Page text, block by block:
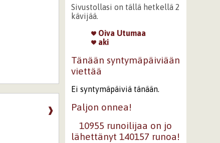
❱
Sivustollasi on tällä hetkellä 2
kävijää.
Oiva Utumaa
aki
Tänään syntymäpäiviään
viettää
Ei syntymäpäiviä tänään.
Paljon onnea!
10955 runoilijaa on jo
lähettänyt 140157 runoa!